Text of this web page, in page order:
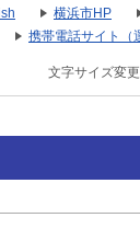
横浜市HP
携帯電話サイト（
文字サイズ変更